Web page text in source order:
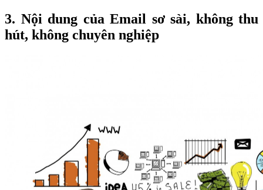
3. Nội dung của Email sơ sài, không thu
hút, không chuyên nghiệp